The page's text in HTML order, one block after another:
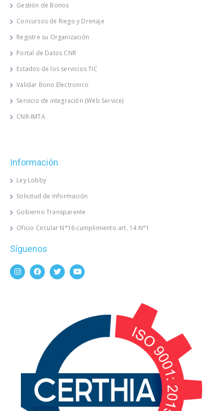
Gestión de Bonos
Concursos de Riego y Drenaje
Registre su Organización
Portal de Datos CNR
Estados de los servicios TIC
Validar Bono Electronico
Servicio de integración (Web Service)
CNR-IMTA
Información
Ley Lobby
Solicitud de Información
Gobierno Transparente
Oficio Circular N°16 cumplimiento art. 14 N°1
Síguenos